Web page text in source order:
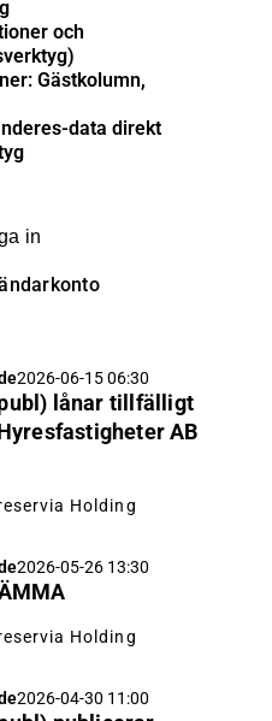
och
Gästkolumn,
data direkt
in
2026-06-15 06:30
lånar tillfälligt
AB
Holding
2026-05-26 13:30
Holding
2026-04-30 11:00